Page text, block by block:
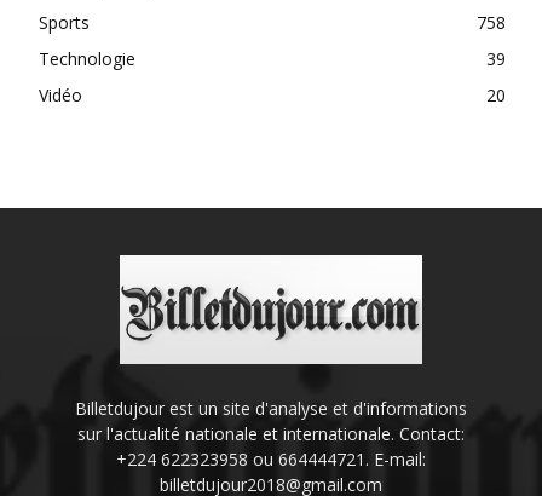
Sports
758
Technologie
39
Vidéo
20
Billetdujour est un site d'analyse et d'informations
sur l'actualité nationale et internationale. Contact:
+224 622323958 ou 664444721. E-mail:
billetdujour2018@gmail.com